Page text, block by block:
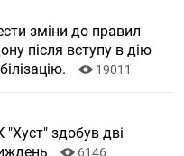
зміни до правил
після вступу в дію
19011
здобув дві
6146